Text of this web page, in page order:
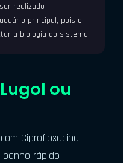
realizado
principal, pois o
a biologia do sistema.
ou
Ciprofloxacina,
banho rápido